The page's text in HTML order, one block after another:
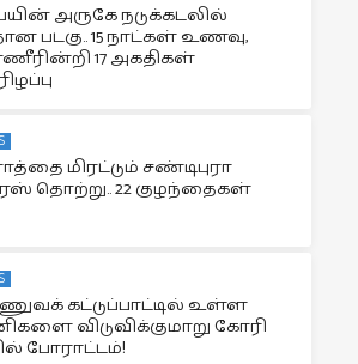
அருகே நடுக்கடலில்
படகு.. 15 நாட்கள் உணவு,
17 அகதிகள்
மிரட்டும் சண்டிபுரா
தொற்று.. 22 குழந்தைகள்
கட்டுப்பாட்டில் உள்ள
விடுவிக்குமாறு கோரி
போராட்டம்!